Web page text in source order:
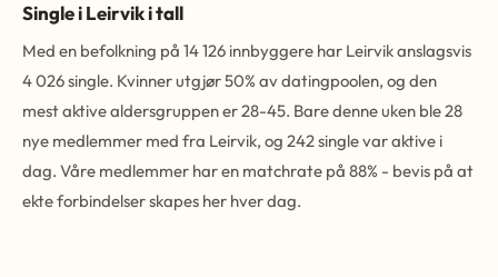
Single i Leirvik i tall
Med en befolkning på 14 126 innbyggere har Leirvik anslagsvis
4 026 single. Kvinner utgjør 50% av datingpoolen, og den
mest aktive aldersgruppen er 28-45. Bare denne uken ble 28
nye medlemmer med fra Leirvik, og 242 single var aktive i
dag. Våre medlemmer har en matchrate på 88% - bevis på at
ekte forbindelser skapes her hver dag.